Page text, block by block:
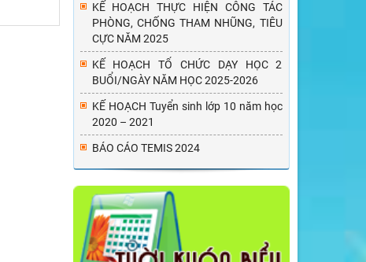
KẾ HOẠCH THỰC HIỆN CÔNG TÁC
PHÒNG, CHỐNG THAM NHŨNG, TIÊU
CỰC NĂM 2025
KẾ HOẠCH TỔ CHỨC DẠY HỌC 2
BUỔI/NGÀY NĂM HỌC 2025-2026
KẾ HOẠCH Tuyển sinh lớp 10 năm học
2020 – 2021
BÁO CÁO TEMIS 2024